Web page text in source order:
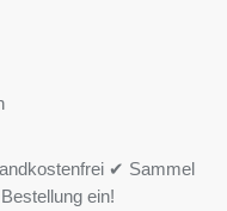
✔ Sammel
ein!